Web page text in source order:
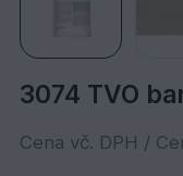
3074 TVO
Cena vč. DPH /